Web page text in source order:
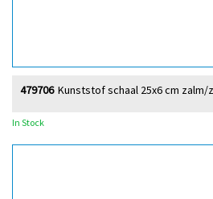
Kunststof schaal 25x6 cm
479706
In Stock